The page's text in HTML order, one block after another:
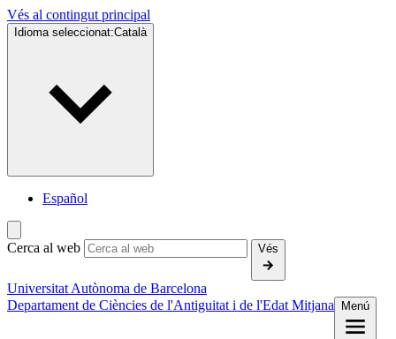
Vés al contingut principal
Idioma seleccionat:Català
Español
Cerca al web Vés
Universitat Autònoma de Barcelona
Departament de Ciències de l'Antiguitat i de l'Edat Mitjana
Menú